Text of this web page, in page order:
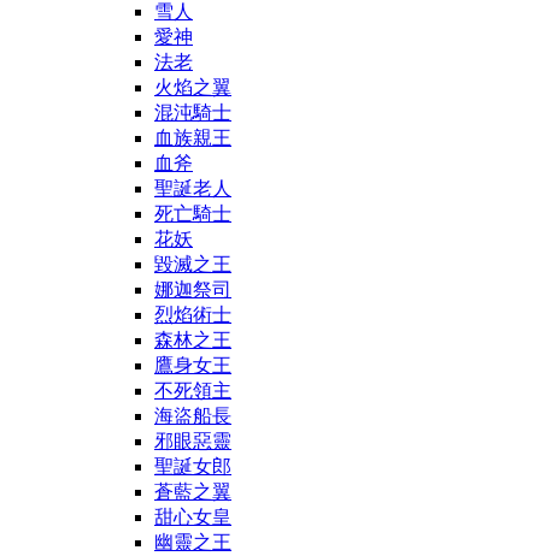
雪人
愛神
法老
火焰之翼
混沌騎士
血族親王
血斧
聖誕老人
死亡騎士
花妖
毀滅之王
娜迦祭司
烈焰術士
森林之王
鷹身女王
不死領主
海盜船長
邪眼惡靈
聖誕女郎
蒼藍之翼
甜心女皇
幽靈之王